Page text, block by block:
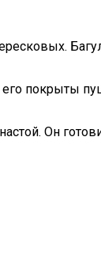
покрыты
Он